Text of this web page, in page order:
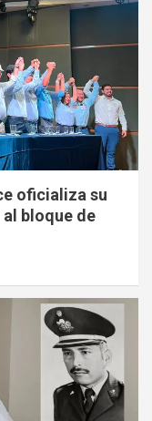
oficializa su
bloque de